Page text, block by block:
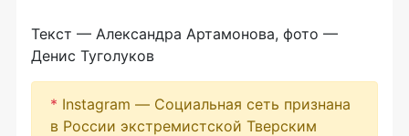
Текст — Александра Артамонова, фото —
Денис Туголуков
* Instagram — Социальная сеть признана
в России экстремистской Тверским